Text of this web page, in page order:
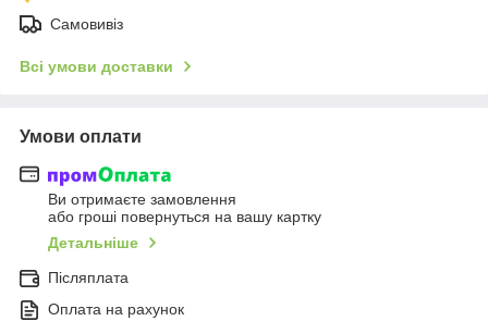
Самовивіз
Всі умови доставки
Умови оплати
Ви отримаєте замовлення
або гроші повернуться на вашу картку
Детальніше
Післяплата
Оплата на рахунок